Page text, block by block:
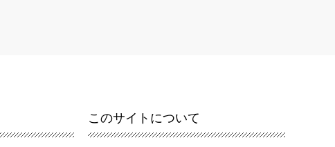
このサイトについて